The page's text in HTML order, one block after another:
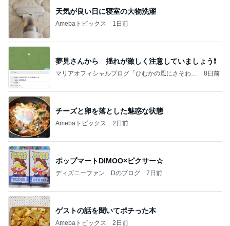
天気が良い日に寝室の大物洗濯
Amebaトピックス 1日前
夢見さんから 揺れが激しく注意していましょう❗️
マリアオフィシャルブログ「ひむかの風にさそわれ
8日前
チーズと卵を落とした魅惑な状態
Amebaトピックス 2日前
ポップマートDIMOO×ピクサー☆
ディズニーファン Dのブログ 7日前
ゲストの話を聞いてポチった本
Amebaトピックス 2日前